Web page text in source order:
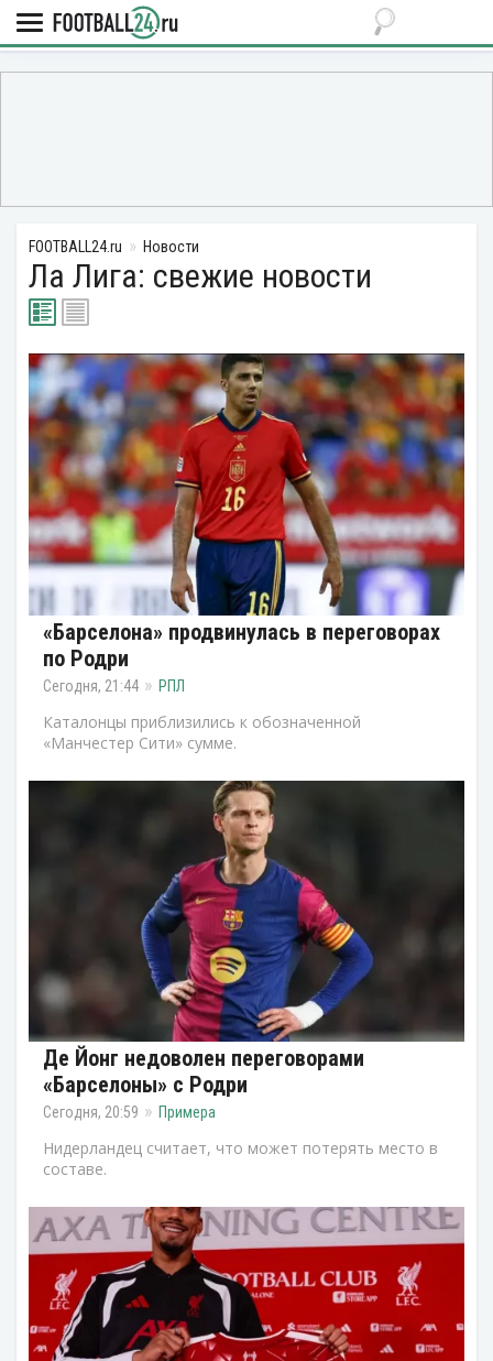
FOOTBALL24.ru Новости
Ла Лига: свежие новости
«Барселона» продвинулась в переговорах
по Родри
Сегодня, 21:44 РПЛ
Каталонцы приблизились к обозначенной
«Манчестер Сити» сумме.
Де Йонг недоволен переговорами
«Барселоны» с Родри
Сегодня, 20:59 Примера
Нидерландец считает, что может потерять место в
составе.